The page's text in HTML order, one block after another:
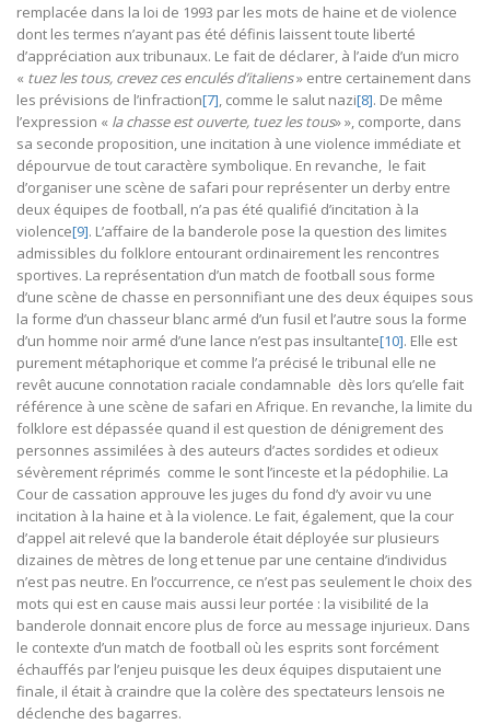
remplacée dans la loi de 1993 par les mots de haine et de violence
dont les termes n’ayant pas été définis laissent toute liberté
d’appréciation aux tribunaux. Le fait de déclarer, à l’aide d’un micro
« tuez les tous, crevez ces enculés d’italiens» entre certainement dans
les prévisions de l’infraction[7], comme le salut nazi[8]. De même
l’expression « la chasse est ouverte, tuez les tous» », comporte, dans
sa seconde proposition, une incitation à une violence immédiate et
dépourvue de tout caractère symbolique. En revanche, le fait
d’organiser une scène de safari pour représenter un derby entre
deux équipes de football, n’a pas été qualifié d’incitation à la
violence[9]. L’affaire de la banderole pose la question des limites
admissibles du folklore entourant ordinairement les rencontres
sportives. La représentation d’un match de football sous forme
d’une scène de chasse en personnifiant une des deux équipes sous
la forme d’un chasseur blanc armé d’un fusil et l’autre sous la forme
d’un homme noir armé d’une lance n’est pas insultante[10]. Elle est
purement métaphorique et comme l’a précisé le tribunal elle ne
revêt aucune connotation raciale condamnable dès lors qu’elle fait
référence à une scène de safari en Afrique. En revanche, la limite du
folklore est dépassée quand il est question de dénigrement des
personnes assimilées à des auteurs d’actes sordides et odieux
sévèrement réprimés comme le sont l’inceste et la pédophilie. La
Cour de cassation approuve les juges du fond d’y avoir vu une
incitation à la haine et à la violence. Le fait, également, que la cour
d’appel ait relevé que la banderole était déployée sur plusieurs
dizaines de mètres de long et tenue par une centaine d’individus
n’est pas neutre. En l’occurrence, ce n’est pas seulement le choix des
mots qui est en cause mais aussi leur portée : la visibilité de la
banderole donnait encore plus de force au message injurieux. Dans
le contexte d’un match de football où les esprits sont forcément
échauffés par l’enjeu puisque les deux équipes disputaient une
finale, il était à craindre que la colère des spectateurs lensois ne
déclenche des bagarres.